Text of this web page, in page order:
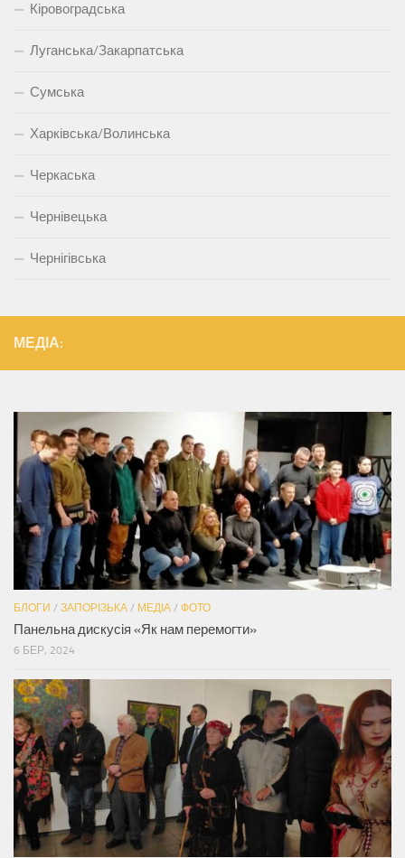
Кіровоградська
Луганська/Закарпатська
Сумська
Харківська/Волинська
Черкаська
Чернівецька
Чернігівська
МЕДІА:
БЛОГИ / ЗАПОРІЗЬКА / МЕДІА / ФОТО
Панельна дискусія «Як нам перемогти»
6 БЕР, 2024